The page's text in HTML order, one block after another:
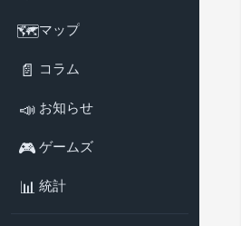
🗺️マップ
📄 コラム
📣 お知らせ
🎮 ゲームズ
📊 統計